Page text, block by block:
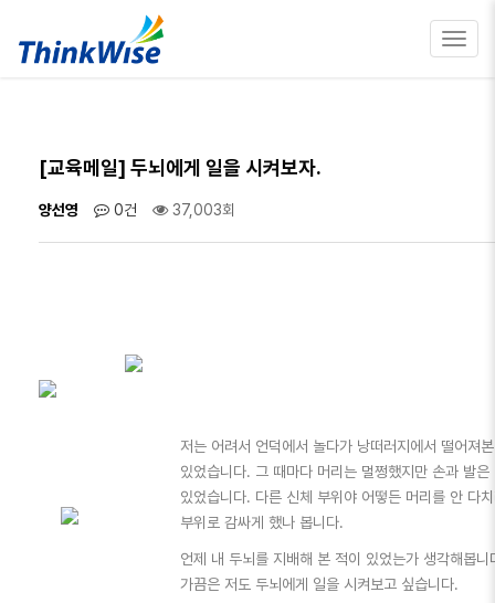
[교육메일] 두뇌에게 일을 시켜보자.
양선영 0건 37,003회
저는 어려서 언덕에서 놀다가 낭떠러지에서 떨어져
있었습니다. 그 때마다 머리는 멀쩡했지만 손과 발은
있었습니다. 다른 신체 부위야 어떻든 머리를 안 다
부위로 감싸게 했나 봅니다.
언제 내 두뇌를 지배해 본 적이 있었는가 생각해봅니
가끔은 저도 두뇌에게 일을 시켜보고 싶습니다.